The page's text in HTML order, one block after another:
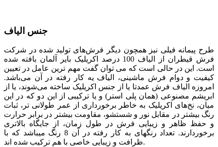
جنس الیاف
طرح پیمانه فیلی نیز همچون دیگر فرش‌های تولید شده در شرکت
فرش قیطران از الیاف 100 درصد اکریلیک بایر آلمان بافته شده
است. این در حالی است که می توان گفت مهم ترین عامل در تعیین
کیفیت و دوام فرش ماشینی، الیاف یه کار رفته در آن می‌باشد.
امروزه الیاف فرش عمدتا یا از جنس اکریلیک ساخته می‌شوند، یا از
ابریشم مصنوعی (همان پلی استر) و یا ترکیبی از این دو که در این
میان، نخ‌های اکریلیک به خاطر برخورداری از عمر طولانی تر، ثبات
رنگ بیشتر در مقابل نور و شستشو، مقاومت بیشتر در برابر حرارت
و حفظ ظاهر و زیبایی فرش در طول زمان، از جایگاه بالاتری
برخوردارند. تعداد رنگ­­های به کار رفته در آن 8 رنگ می­باشد که با
ظرافت و زیبایی خاصی با هم ترکیب شده­ اند.